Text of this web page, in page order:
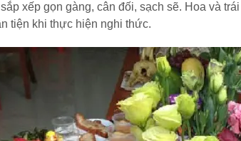
xếp gọn gàng, cân đối, sạch sẽ. Hoa và
tiện khi thực hiện nghi thức.